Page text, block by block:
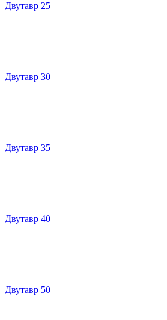
Двутавр 25
Двутавр 30
Двутавр 35
Двутавр 40
Двутавр 50